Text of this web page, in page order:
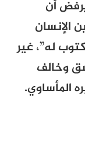
أن
الإنسان
له”، غير
وخالف
المأساوي.